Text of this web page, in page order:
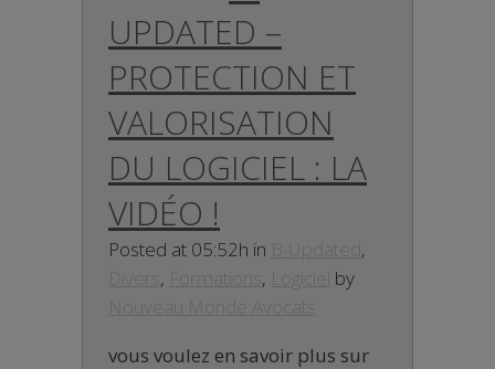
UPDATED –
PROTECTION ET
VALORISATION
DU LOGICIEL : LA
VIDÉO !
Posted at 05:52h in
,
, ,
by
vous voulez en savoir plus sur